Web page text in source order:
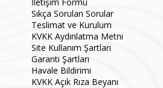
Sıkça Sorulan Sorular
Teslimat ve Kurulum
KVKK Aydınlatma Metni
Site Kullanım Şartları
Garanti Şartları
Havale Bildirimi
KVKK Açık Rıza Beyanı